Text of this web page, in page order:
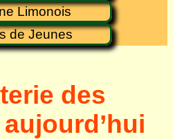
Limonois
de Jeunes
des